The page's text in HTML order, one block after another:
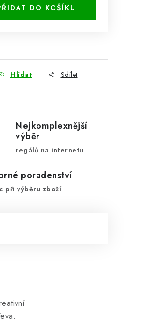
DO KOŠÍKU
Hlídat Sdílet
Nejkomplexnější
výběr
regálů na internetu
poradenství
při výběru zboží